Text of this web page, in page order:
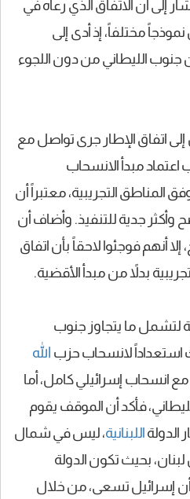
إلى أن الاتفاق الذي رعاه في
2024 شكّل نموذجاً مختلفاً، إذ أدى إلى
جنوب الليطاني من دون اللجوء
اتفاق الإطار جرى تواصل مع
مبدأ الانسحاب
المناطق التجريبية، معتبراً أن
وأكثر جدية للتنفيذ. وأضاف أن
أنهم فوجئوا لاحقاً بأن اتفاق
بدلاً من مبدأ الأقضية.
لتشمل ما يتجاوز جنوب
استعداداً لانسحاب حزب الله
انسحاب إسرائيلي كامل، أما
فأكد أن الموقف يقوم
الدولة اللبنانية، ليس في شمال
بحيث تكون الدولة
أن إسرائيل تسعى، من خلال